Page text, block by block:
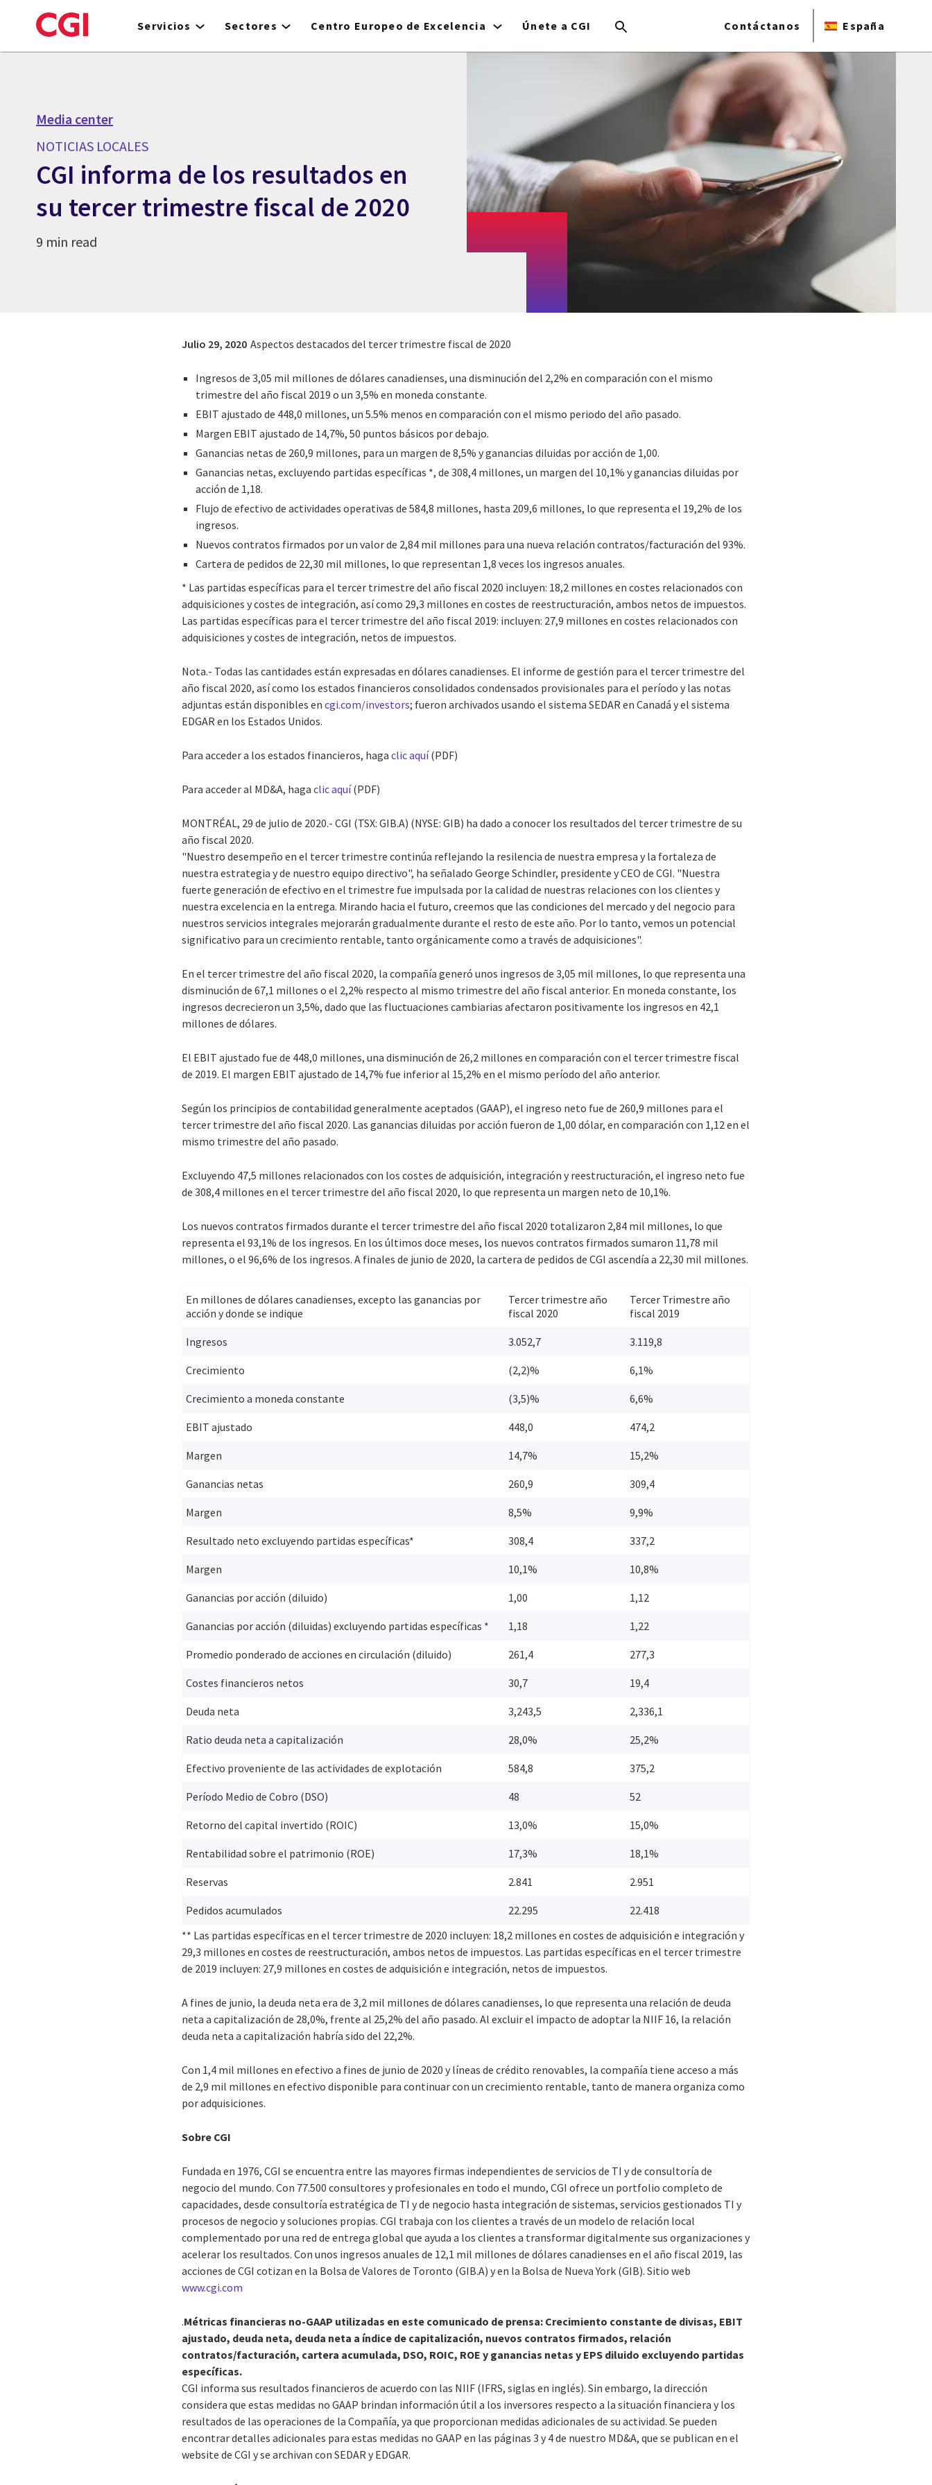
to
Servicios Sectores Centro Europeo de Excelencia Únete a CGI Contáctanos España
Media center
NOTICIAS LOCALES
CGI informa de los resultados en
su tercer trimestre fiscal de 2020
9 min read
Julio 29, 2020 Aspectos destacados del tercer trimestre fiscal de 2020
Ingresos de 3,05 mil millones de dólares canadienses, una disminución del 2,2% en comparación con el mismo
trimestre del año fiscal 2019 o un 3,5% en moneda constante.
EBIT ajustado de 448,0 millones, un 5.5% menos en comparación con el mismo periodo del año pasado.
Margen EBIT ajustado de 14,7%, 50 puntos básicos por debajo.
Ganancias netas de 260,9 millones, para un margen de 8,5% y ganancias diluidas por acción de 1,00.
Ganancias netas, excluyendo partidas específicas *, de 308,4 millones, un margen del 10,1% y ganancias diluidas por
acción de 1,18.
Flujo de efectivo de actividades operativas de 584,8 millones, hasta 209,6 millones, lo que representa el 19,2% de los
ingresos.
Nuevos contratos firmados por un valor de 2,84 mil millones para una nueva relación contratos/facturación del 93%.
Cartera de pedidos de 22,30 mil millones, lo que representan 1,8 veces los ingresos anuales.
* Las partidas específicas para el tercer trimestre del año fiscal 2020 incluyen: 18,2 millones en costes relacionados con
adquisiciones y costes de integración, así como 29,3 millones en costes de reestructuración, ambos netos de impuestos.
Las partidas específicas para el tercer trimestre del año fiscal 2019: incluyen: 27,9 millones en costes relacionados con
adquisiciones y costes de integración, netos de impuestos.
Nota.- Todas las cantidades están expresadas en dólares canadienses. El informe de gestión para el tercer trimestre del
año fiscal 2020, así como los estados financieros consolidados condensados provisionales para el período y las notas
adjuntas están disponibles encgi.com/investors; fueron archivados usando el sistema SEDAR en Canadá y el sistema
EDGAR en los Estados Unidos.
Para acceder a los estados financieros, hagaclic aquí(PDF)
Para acceder al MD&A, hagaclic aquí(PDF)
MONTRÉAL, 29 de julio de 2020.- CGI (TSX: GIB.A) (NYSE: GIB) ha dado a conocer los resultados del tercer trimestre de su
año fiscal 2020.
"Nuestro desempeño en el tercer trimestre continúa reflejando la resilencia de nuestra empresa y la fortaleza de
nuestra estrategia y de nuestro equipo directivo", ha señalado George Schindler, presidente y CEO de CGI. "Nuestra
fuerte generación de efectivo en el trimestre fue impulsada por la calidad de nuestras relaciones con los clientes y
nuestra excelencia en la entrega. Mirando hacia el futuro, creemos que las condiciones del mercado y del negocio para
nuestros servicios integrales mejorarán gradualmente durante el resto de este año. Por lo tanto, vemos un potencial
significativo para un crecimiento rentable, tanto orgánicamente como a través de adquisiciones".
En el tercer trimestre del año fiscal 2020, la compañía generó unos ingresos de 3,05 mil millones, lo que representa una
disminución de 67,1 millones o el 2,2% respecto al mismo trimestre del año fiscal anterior. En moneda constante, los
ingresos decrecieron un 3,5%, dado que las fluctuaciones cambiarias afectaron positivamente los ingresos en 42,1
millones de dólares.
El EBIT ajustado fue de 448,0 millones, una disminución de 26,2 millones en comparación con el tercer trimestre fiscal
de 2019. El margen EBIT ajustado de 14,7% fue inferior al 15,2% en el mismo período del año anterior.
Según los principios de contabilidad generalmente aceptados (GAAP), el ingreso neto fue de 260,9 millones para el
tercer trimestre del año fiscal 2020. Las ganancias diluidas por acción fueron de 1,00 dólar, en comparación con 1,12 en el
mismo trimestre del año pasado.
Excluyendo 47,5 millones relacionados con los costes de adquisición, integración y reestructuración, el ingreso neto fue
de 308,4 millones en el tercer trimestre del año fiscal 2020, lo que representa un margen neto de 10,1%.
Los nuevos contratos firmados durante el tercer trimestre del año fiscal 2020 totalizaron 2,84 mil millones, lo que
representa el 93,1% de los ingresos. En los últimos doce meses, los nuevos contratos firmados sumaron 11,78 mil
millones, o el 96,6% de los ingresos. A finales de junio de 2020, la cartera de pedidos de CGI ascendía a 22,30 mil millones.
En millones de dólares canadienses, excepto las ganancias por
acción y donde se indique
Tercer trimestre año
fiscal 2020
Tercer Trimestre año
fiscal 2019
Ingresos 3.052,7 3.119,8
Crecimiento (2,2)% 6,1%
Crecimiento a moneda constante (3,5)% 6,6%
EBIT ajustado 448,0 474,2
Margen 14,7% 15,2%
Ganancias netas 260,9 309,4
Margen 8,5% 9,9%
Resultado neto excluyendo partidas específicas* 308,4 337,2
Margen 10,1% 10,8%
Ganancias por acción (diluido) 1,00 1,12
Ganancias por acción (diluidas) excluyendo partidas específicas * 1,18 1,22
Promedio ponderado de acciones en circulación (diluido) 261,4 277,3
Costes financieros netos 30,7 19,4
Deuda neta 3,243,5 2,336,1
Ratio deuda neta a capitalización 28,0% 25,2%
Efectivo proveniente de las actividades de explotación 584,8 375,2
Período Medio de Cobro (DSO) 48 52
Retorno del capital invertido (ROIC) 13,0% 15,0%
Rentabilidad sobre el patrimonio (ROE) 17,3% 18,1%
Reservas 2.841 2.951
Pedidos acumulados 22.295
22.418
** Las partidas específicas en el tercer trimestre de 2020 incluyen: 18,2 millones en costes de adquisición e integración y
29,3 millones en costes de reestructuración, ambos netos de impuestos. Las partidas específicas en el tercer trimestre
de 2019 incluyen: 27,9 millones en costes de adquisición e integración, netos de impuestos.
A fines de junio, la deuda neta era de 3,2 mil millones de dólares canadienses, lo que representa una relación de deuda
neta a capitalización de 28,0%, frente al 25,2% del año pasado. Al excluir el impacto de adoptar la NIIF 16, la relación
deuda neta a capitalización habría sido del 22,2%.
Con 1,4 mil millones en efectivo a fines de junio de 2020 y líneas de crédito renovables, la compañía tiene acceso a más
de 2,9 mil millones en efectivo disponible para continuar con un crecimiento rentable, tanto de manera organiza como
por adquisiciones.
Sobre CGI
Fundada en 1976, CGI se encuentra entre las mayores firmas independientes de servicios de TI y de consultoría de
negocio del mundo. Con 77.500 consultores y profesionales en todo el mundo, CGI ofrece un portfolio completo de
capacidades, desde consultoría estratégica de TI y de negocio hasta integración de sistemas, servicios gestionados TI y
procesos de negocio y soluciones propias. CGI trabaja con los clientes a través de un modelo de relación local
complementado por una red de entrega global que ayuda a los clientes a transformar digitalmente sus organizaciones y
acelerar los resultados. Con unos ingresos anuales de 12,1 mil millones de dólares canadienses en el año fiscal 2019, las
acciones de CGI cotizan en la Bolsa de Valores de Toronto (GIB.A) y en la Bolsa de Nueva York (GIB). Sitio web
www.cgi.com
.Métricas financieras no-GAAP utilizadas en este comunicado de prensa: Crecimiento constante de divisas, EBIT
ajustado, deuda neta, deuda neta a índice de capitalización, nuevos contratos firmados, relación
contratos/facturación, cartera acumulada, DSO, ROIC, ROE y ganancias netas y EPS diluido excluyendo partidas
específicas.
CGI informa sus resultados financieros de acuerdo con las NIIF (IFRS, siglas en inglés). Sin embargo, la dirección
considera que estas medidas no GAAP brindan información útil a los inversores respecto a la situación financiera y los
resultados de las operaciones de la Compañía, ya que proporcionan medidas adicionales de su actividad. Se pueden
encontrar detalles adicionales para estas medidas no GAAP en las páginas 3 y 4 de nuestro MD&A, que se publican en el
website de CGI y se archivan con SEDAR y EDGAR.